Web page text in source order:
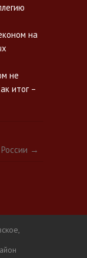
на
не
итог –
→